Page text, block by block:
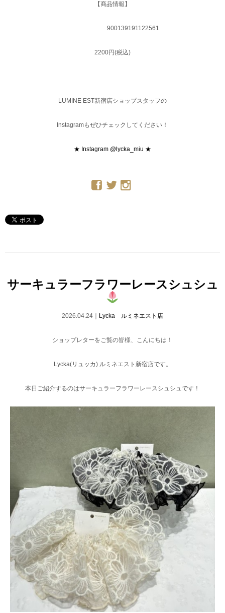
【商品情報】
900139191122561
2200円(税込)
LUMINE EST新宿店ショップスタッフの
Instagramもぜひチェックしてください！
★ Instagram @lycka_miu ★
サーキュラーフラワーレースシュシュ
2026.04.24｜ Lycka ルミネエスト店
ショップレターをご覧の皆様、こんにちは！
Lycka(リュッカ) ルミネエスト新宿店です。
本日ご紹介するのはサーキュラーフラワーレースシュシュです！